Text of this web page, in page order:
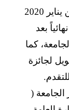
يتم التقدم لكافة الجوائز في الأول من يناير 2020
بعد
كما
لجائزة
(